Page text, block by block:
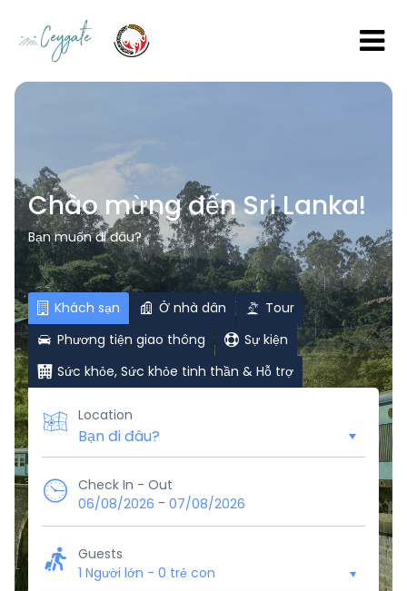
Chào mừng đến Sri Lanka!
Bạn muốn đi đâu?
Khách sạn Ở nhà dân
Tour
Phương tiện giao thông
Sự kiện
Sức khỏe, Sức khỏe tinh thần & Hỗ trợ
Location
Check In - Out
06/08/2026 - 07/08/2026
Guests
1 Người lớn - 0 trẻ con